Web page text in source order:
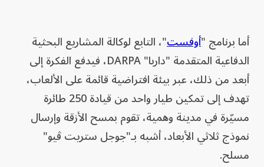
أما برنامج "أوفست"، التابع لوكالة المشاريع البحثية
الدفاعية المتقدمة "داربا" DARPA، فيدفع الفكرة إلى
أبعد من ذلك، عبر بيئة افتراضية قائمة على الألعاب،
تهدف إلى تمكين طيار واحد من قيادة 250 طائرة
مسيّرة في مدينة وهمية، تقوم بمسح الأزقة وإرسال
نموذج ثلاثي الأبعاد، أشبه بـ"جوجل ستريت ڤيو"
مسلح.